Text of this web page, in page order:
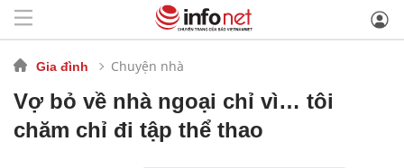
Gia đình Chuyện nhà
Vợ bỏ về nhà ngoại chỉ vì… tôi
chăm chỉ đi tập thể thao